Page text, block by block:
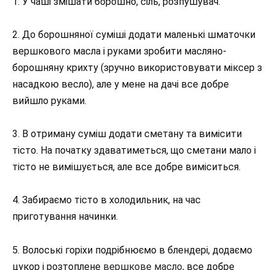
2. До борошняної суміші додати маленькі шматочки
вершкового масла і руками зробити масляно-
борошняну крихту (зручно використовувати міксер з
насадкою весло), але у мене на дачі все добре
вийшло руками.
3. В отриману суміш додати сметану та вимісити
тісто. На початку здаватиметься, що сметани мало і
тісто не вимішується, але все добре виміситься.
4. Забираємо тісто в холодильник, на час
приготування начинки.
5. Волоські горіхи подрібнюємо в блендері, додаємо
цукор і розтоплене вершкове масло, все добре